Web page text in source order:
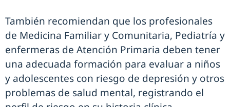
También recomiendan que los profesionales
de Medicina Familiar y Comunitaria, Pediatría y
enfermeras de Atención Primaria deben tener
una adecuada formación para evaluar a niños
y adolescentes con riesgo de depresión y otros
problemas de salud mental, registrando el